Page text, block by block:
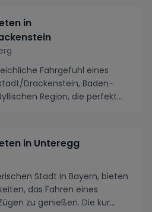
in
Fahrgefühl eines
Drackenstein, Baden-
Region, die perfekt
in Unteregg
Stadt in Bayern, bieten
das Fahren eines
zu genießen. Die kur...